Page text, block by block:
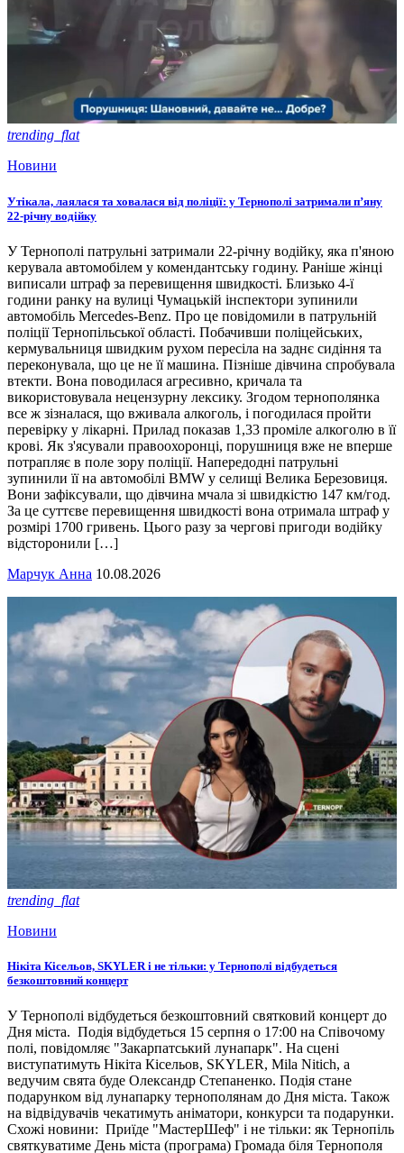
trending_flat
Новини
Утікала, лаялася та ховалася від поліції: у Тернополі затримали п’яну
22-річну водійку
У Тернополі патрульні затримали 22-річну водійку, яка п'яною
керувала автомобілем у комендантську годину. Раніше жінці
виписали штраф за перевищення швидкості. Близько 4-ї
години ранку на вулиці Чумацькій інспектори зупинили
автомобіль Mercedes-Benz. Про це повідомили в патрульній
поліції Тернопільської області. Побачивши поліцейських,
кермувальниця швидким рухом пересіла на заднє сидіння та
переконувала, що це не її машина. Пізніше дівчина спробувала
втекти. Вона поводилася агресивно, кричала та
використовувала нецензурну лексику. Згодом тернополянка
все ж зізналася, що вживала алкоголь, і погодилася пройти
перевірку у лікарні. Прилад показав 1,33 проміле алкоголю в її
крові. Як з'ясували правоохоронці, порушниця вже не вперше
потрапляє в поле зору поліції. Напередодні патрульні
зупинили її на автомобілі BMW у селищі Велика Березовиця.
Вони зафіксували, що дівчина мчала зі швидкістю 147 км/год.
За це суттєве перевищення швидкості вона отримала штраф у
розмірі 1700 гривень. Цього разу за чергові пригоди водійку
відсторонили […]
Марчук Анна 10.08.2026
trending_flat
Новини
Нікіта Кісельов, SKYLER і не тільки: у Тернополі відбудеться
безкоштовний концерт
У Тернополі відбудеться безкоштовний святковий концерт до
Дня міста. Подія відбудеться 15 серпня о 17:00 на Співочому
полі, повідомляє "Закарпатський лунапарк". На сцені
виступатимуть Нікіта Кісельов, SKYLER, Mila Nitich, а
ведучим свята буде Олександр Степаненко. Подія стане
подарунком від лунапарку тернополянам до Дня міста. Також
на відвідувачів чекатимуть аніматори, конкурси та подарунки.
Схожі новини: Приїде "МастерШеф" і не тільки: як Тернопіль
святкуватиме День міста (програма) Громада біля Тернополя